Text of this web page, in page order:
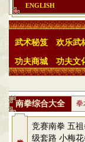
ENGLISH
武术秘笈 欢乐武
功夫商城 功夫文
南拳综合大全 拳
竞赛南拳 五
级套路 小梅